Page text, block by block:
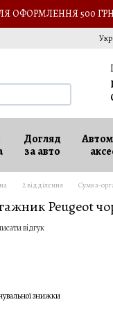
ОФОРМЛЕННЯ 500
Укр
Догляд
за авто
2 відділення Сумка-
Peugeot
відгук
знижки